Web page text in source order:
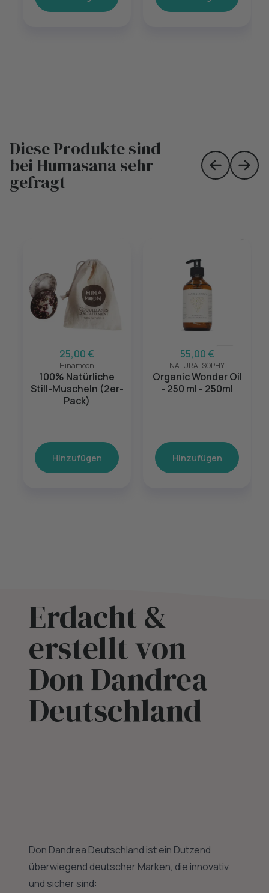
Diese Produkte sind
bei Humasana sehr
gefragt Skip toSkip
25,00 €
Hinamoon
100% Natürliche
Still-Muscheln (2er-
Pack)
Hinzufügen
55,00 €
NATURALSOPHY
Organic Wonder Oil
- 250 ml - 250ml
Hinzufügen
Erdacht &
erstellt von
Don Dandrea
Deutschland
Don Dandrea Deutschland ist ein Dutzend
überwiegend deutscher Marken, die innovativ
und sicher sind: